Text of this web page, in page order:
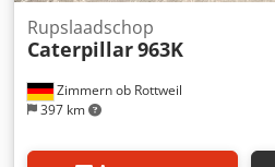
Zimmern ob Rottweil
397 km
Rupslaadschop
Caterpillar963K